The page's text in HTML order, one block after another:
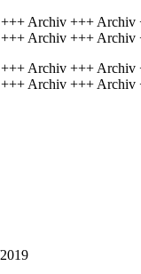
Archiv +++
Archiv +++ Archiv
Archiv +++
Archiv +++ Archiv